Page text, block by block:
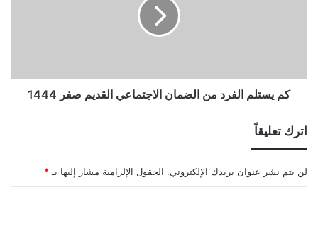
كم يستلم الفرد من الضمان الاجتماعي القديم صفر 1444
اترك تعليقاً
لن يتم نشر عنوان بريدك الإلكتروني. الحقول الإلزامية مشار إليها بـ *